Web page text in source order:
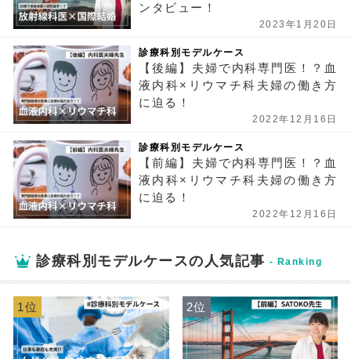
ンタビュー！
2023年1月20日
診療科別モデルケース
【後編】夫婦で内科専門医！？血
液内科×リウマチ科夫婦の働き方
に迫る！
2022年12月16日
診療科別モデルケース
【前編】夫婦で内科専門医！？血
液内科×リウマチ科夫婦の働き方
に迫る！
2022年12月16日
診療科別モデルケースの人気記事
1位 2位